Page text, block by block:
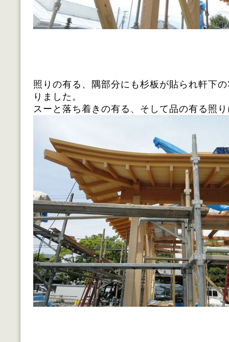
照りの有る、隅部分にも杉板が貼られ軒下
りました。
スーと落ち着きの有る、そして品の有る照